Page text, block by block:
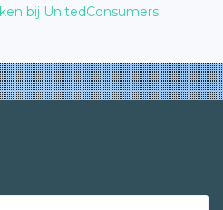
bij UnitedConsumers.